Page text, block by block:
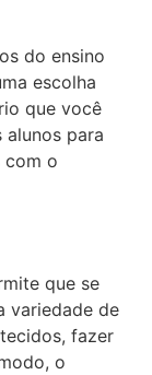
do ensino
escolha
que você
alunos para
com o
que se
variedade de
fazer
o